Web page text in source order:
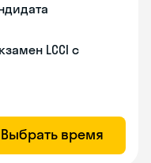
LCCI с
Выбрать время